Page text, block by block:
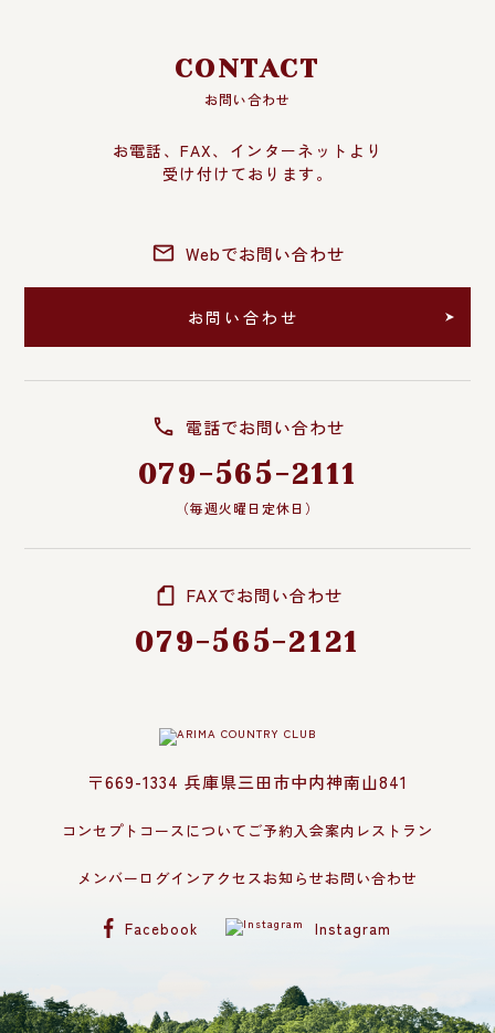
CONTACT
お問い合わせ
お電話、FAX、インターネットより
受け付けております。
Webでお問い合わせ
お問い合わせ
電話でお問い合わせ
079-565-2111
（毎週火曜日定休日）
FAXでお問い合わせ
079-565-2121
〒669-1334 兵庫県三田市中内神南山841
コンセプト コースについて ご予約入会案内 レストラン
メンバーログインアクセスお知らせお問い合わせ
Facebook Instagram